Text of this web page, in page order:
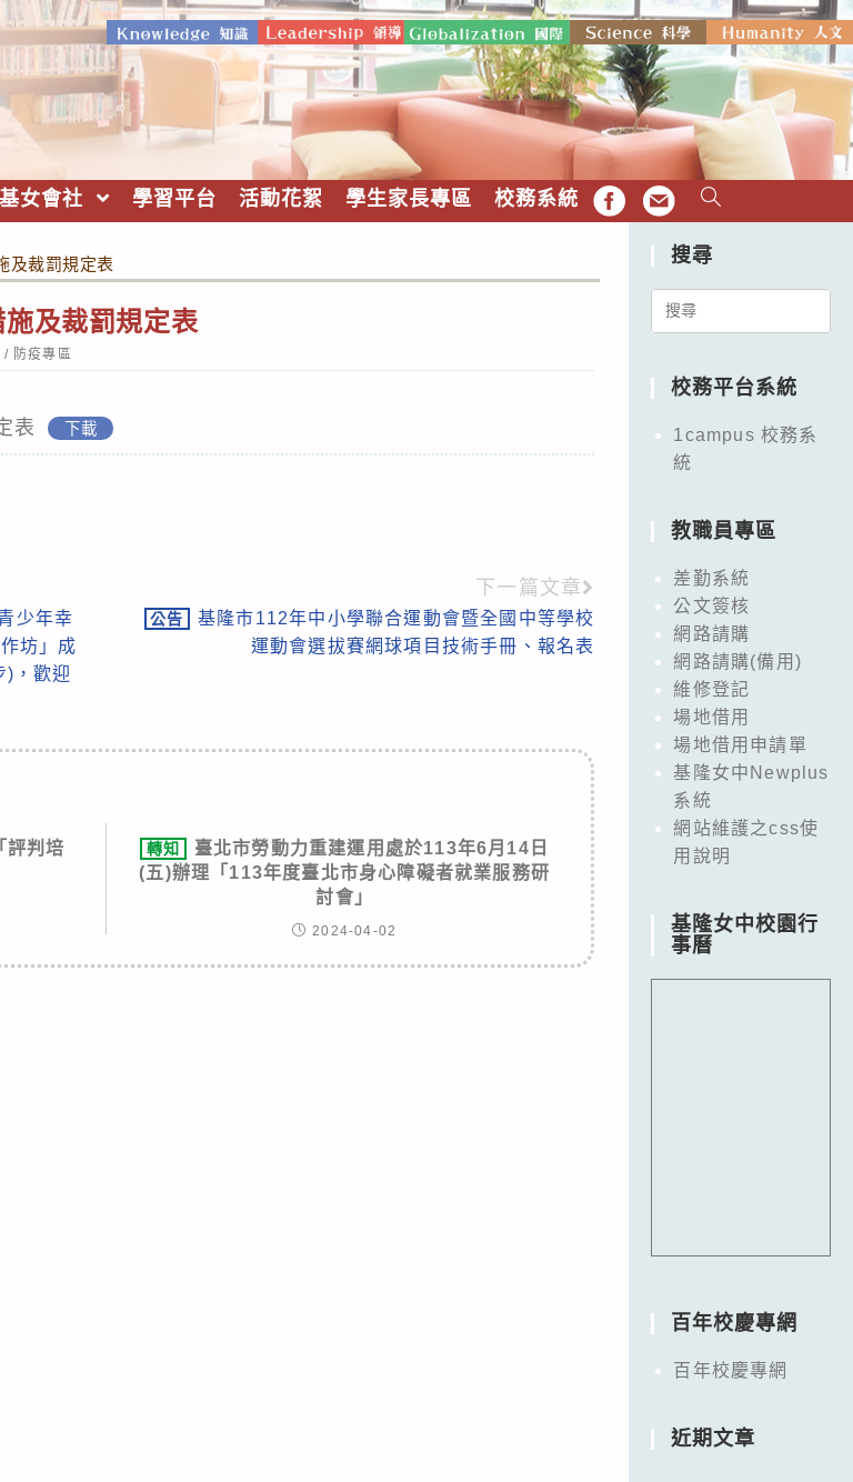
基女會社 學習平台 活動花絮 學生家長專區 校務系統 FB EMAIL
及裁罰規定表
及裁罰規定表
/ 防疫專區
表 下載
少年幸
坊」成
)，歡迎
下一篇文章
公告
基隆市112年中小學聯合運動會暨全國中等學校
運動會選拔賽網球項目技術手冊、報名表
評判培
轉知
臺北市勞動力重建運用處於113年6月14日
(五)辦理「113年度臺北市身心障礙者就業服務研
討會」
2024-04-02
搜尋
Search
校務平台系統
1campus 校務系
統
教職員專區
差勤系統
公文簽核
網路請購
網路請購(備用)
維修登記
場地借用
場地借用申請單
基隆女中Newplus
系統
網站維護之css使
用說明
基隆女中校園行
事曆
百年校慶專網
百年校慶專網
近期文章